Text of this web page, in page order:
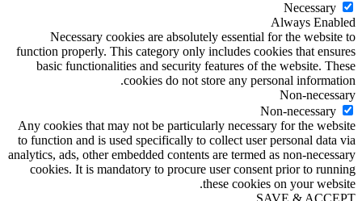
Necessary
Always Enabled
Necessary cookies are absolutely essential for the website to
function properly. This category only includes cookies that ensures
basic functionalities and security features of the website. These
cookies do not store any personal information.
Non-necessary
Non-necessary
Any cookies that may not be particularly necessary for the website
to function and is used specifically to collect user personal data via
analytics, ads, other embedded contents are termed as non-necessary
cookies. It is mandatory to procure user consent prior to running
these cookies on your website.
SAVE & ACCEPT